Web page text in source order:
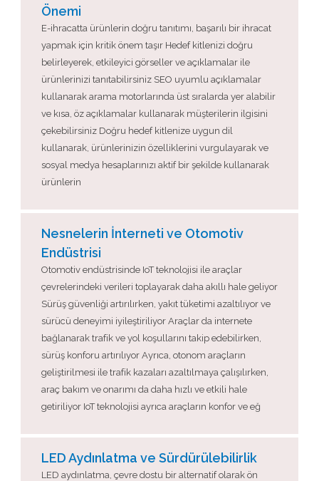
Önemi
E-ihracatta ürünlerin doğru tanıtımı, başarılı bir ihracat
yapmak için kritik önem taşır Hedef kitlenizi doğru
belirleyerek, etkileyici görseller ve açıklamalar ile
ürünlerinizi tanıtabilirsiniz SEO uyumlu açıklamalar
kullanarak arama motorlarında üst sıralarda yer alabilir
ve kısa, öz açıklamalar kullanarak müşterilerin ilgisini
çekebilirsiniz Doğru hedef kitlenize uygun dil
kullanarak, ürünlerinizin özelliklerini vurgulayarak ve
sosyal medya hesaplarınızı aktif bir şekilde kullanarak
ürünlerin
Nesnelerin İnterneti ve Otomotiv
Endüstrisi
Otomotiv endüstrisinde IoT teknolojisi ile araçlar
çevrelerindeki verileri toplayarak daha akıllı hale geliyor
Sürüş güvenliği artırılırken, yakıt tüketimi azaltılıyor ve
sürücü deneyimi iyileştiriliyor Araçlar da internete
bağlanarak trafik ve yol koşullarını takip edebilirken,
sürüş konforu artırılıyor Ayrıca, otonom araçların
geliştirilmesi ile trafik kazaları azaltılmaya çalışılırken,
araç bakım ve onarımı da daha hızlı ve etkili hale
getiriliyor IoT teknolojisi ayrıca araçların konfor ve eğ
LED Aydınlatma ve Sürdürülebilirlik
LED aydınlatma, çevre dostu bir alternatif olarak ön